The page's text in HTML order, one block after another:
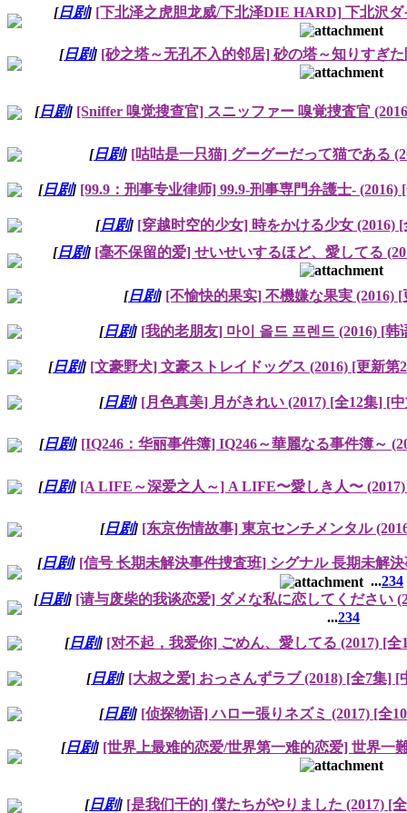
[日剧] [下北泽之虎胆龙威/下北泽DIE HARD] 下北沢ダ
[日剧] [砂之塔～无孔不入的邻居] 砂の塔～知りすぎ
[日剧] [Sniffer 嗅觉搜查官] スニッファー 嗅覚捜査官
[日剧] [咕咕是一只猫] グーグーだって猫である
[日剧] [99.9：刑事专业律师] 99.9‐刑事専門弁護士‐
[日剧] [穿越时空的少女] 時をかける少女 (2016)
[日剧] [毫不保留的爱] せいせいするほど、愛してる
[日剧] [不愉快的果实] 不機嫌な果実 (2016)
[日剧] [我的老朋友] 마이 올드 프렌드 (2016) [韩
[日剧] [文豪野犬] 文豪ストレイドッグス (2016) [更新第
[日剧] [月色真美] 月がきれい (2017) [全12集] [
[日剧] [IQ246：华丽事件簿] IQ246～華麗なる事件簿～
[日剧] [A LIFE～深爱之人～] A LIFE〜愛しき人〜
[日剧] [东京伤情故事] 東京センチメンタル
[日剧] [信号 长期未解決事件捜査班] シグナル 長期未解
...234
[日剧] [请与废柴的我谈恋爱] ダメな私に恋してください
...234
[日剧] [对不起，我爱你] ごめん、愛してる (2017) [
[日剧] [大叔之爱] おっさんずラブ (2018) [全7集] [
[日剧] [侦探物语] ハロー張りネズミ (2017) [全
[日剧] [世界上最难的恋爱/世界第一难的恋爱] 世界一
[日剧] [是我们干的] 僕たちがやりました (2017) [